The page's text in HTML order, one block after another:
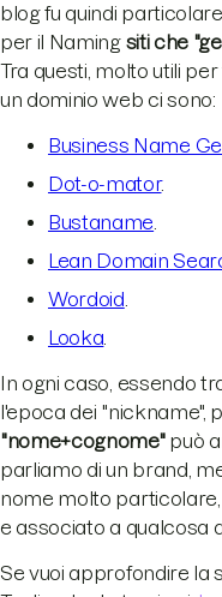
blog fu quindi
per il Naming siti che
Tra questi, molto utili
un dominio web ci sono:
Business Name
Dot-o-mator.
Bustaname
Lean Domain
Wordoid
Looka
In ogni caso, essendo
l'epoca dei "nickname",
"nome+cognome"può
parliamo di un brand,
nome molto
e associato a qualcosa
Se vuoi approfondire la